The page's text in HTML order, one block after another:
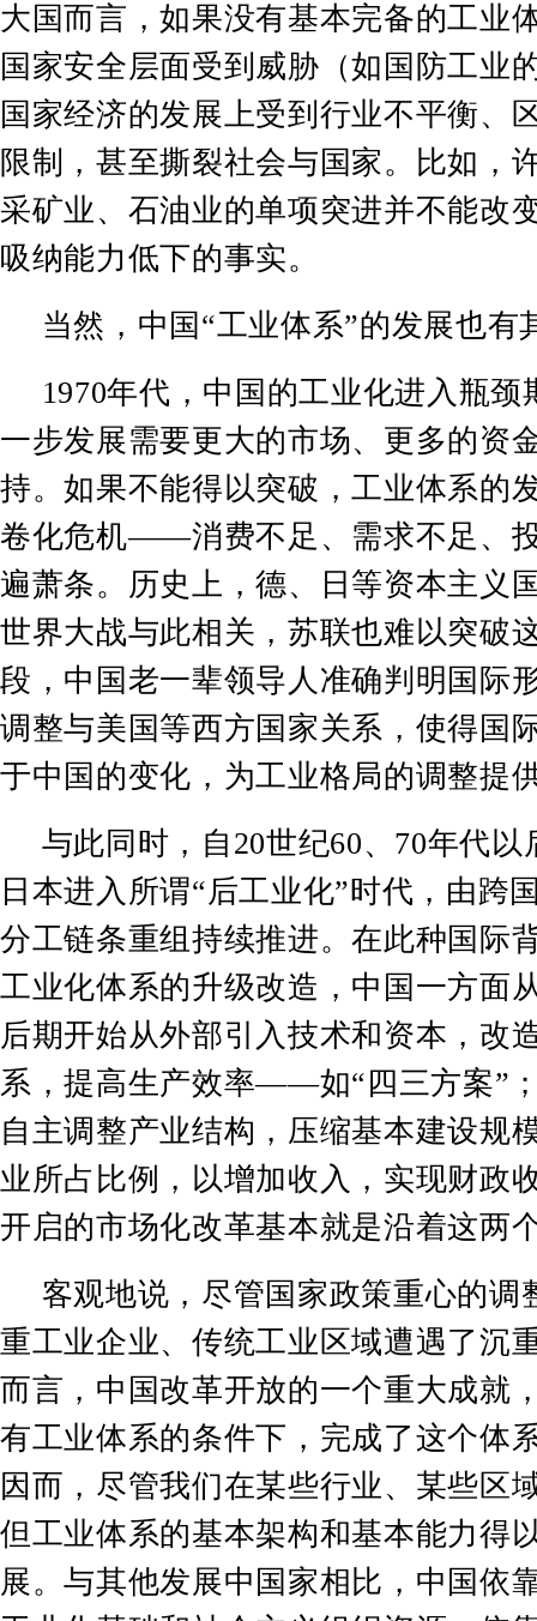
大国而言，如果没有基本完备的工业
国家安全层面受到威胁（如国防工业
国家经济的发展上受到行业不平衡、
限制，甚至撕裂社会与国家。比如，
采矿业、石油业的单项突进并不能改
吸纳能力低下的事实。
当然，中国 “工业体系”的发展也有
1970年代，中国的工业化进入瓶颈
一步发展需要更大的市场、更多的资
持。如果不能得以突破，工业体系的
卷化危机——消费不足、需求不足、
遍萧条。历史上，德、日等资本主义
世界大战与此相关，苏联也难以突破
段，中国老一辈领导人准确判明国际
调整与美国等西方国家关系，使得国
于中国的变化，为工业格局的调整提
与此同时，自 20世纪60、 70年代以
日本进入所谓“后工业化”时代，由跨
分工链条重组持续推进。在此种国际
工业化体系的升级改造，中国一方面
后期开始从外部引入技术和资本，改
系，提高生产效率——如“ 四三方案”
自主调整产业结构，压缩基本建设规
业所占比例，以增加收入，实现财政
开启的市场化改革基本就是沿着这两
客观地说，尽管国家政策重心的调
重工业企业、传统工业区域遭遇了沉
而言，中国改革开放的一个重大成就
有工业体系的条件下，完成了这个体
因而，尽管我们在某些行业、某些区
但工业体系的基本架构和基本能力得
展。与其他发展中国家相比，中国依